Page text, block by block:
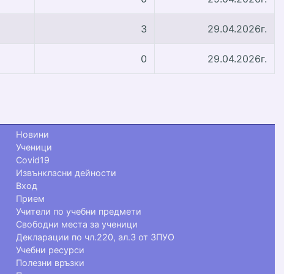
3 29.04.2026г.
0 29.04.2026г.
Новини
Ученици
Covid19
Извънкласни дейности
Вход
Прием
Учители по учебни предмети
Свободни места за ученици
Декларации по чл.220, ал.3 от ЗПУО
Учебни ресурси
Полезни връзки